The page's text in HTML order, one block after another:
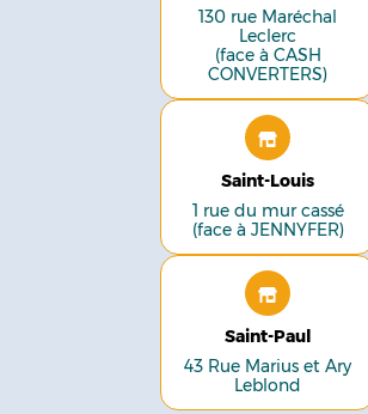
130 rue Maréchal
Leclerc
(face à CASH
CONVERTERS)
Saint-Louis
1 rue du mur cassé
(face à JENNYFER)
Saint-Paul
43 Rue Marius et Ary
Leblond